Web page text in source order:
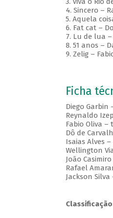
4. Sincero –
5. Aquela
6. Fat cat –
7. Lu de lua –
8. 51 anos –
9. Zelig –
Ficha
Diego Garbin
Reynaldo
Fabio Oliva –
Dô de
Isaias Alves
Wellington
João
Rafael
Jackson Silva